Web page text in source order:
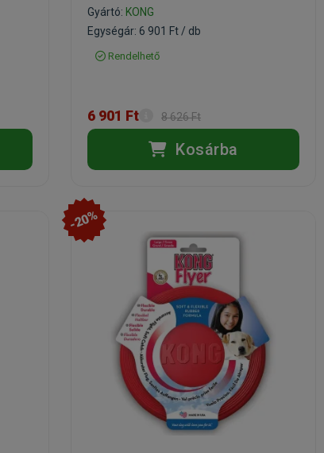
Gyártó: KONG
Egységár: 6 901 Ft / db
Rendelhető
6 901 Ft 8 626 Ft
Kosárba
-20%